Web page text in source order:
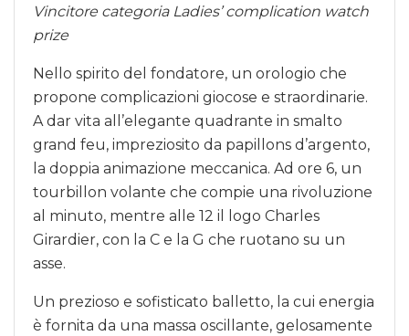
Vincitore categoria Ladies’ complication watch
prize
Nello spirito del fondatore, un orologio che
propone complicazioni giocose e straordinarie.
A dar vita all’elegante quadrante in smalto
grand feu, impreziosito da papillons d’argento,
la doppia animazione meccanica. Ad ore 6, un
tourbillon volante che compie una rivoluzione
al minuto, mentre alle 12 il logo Charles
Girardier, con la C e la G che ruotano su un
asse.
Un prezioso e sofisticato balletto, la cui energia
è fornita da una massa oscillante, gelosamente